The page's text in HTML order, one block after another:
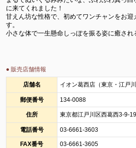
に来てくれました！
甘えん坊な性格で、初めてワンチャンをお
す。
小さな体で一生懸命しっぽを振る姿に癒され
● 販売店舗情報
店舗名 イオン葛西店（東京・江戸川
郵便番号 134-0088
住所 東京都江戸川区西葛西3-9-
電話番号 03-6661-3603
FAX番号 03-6661-3605